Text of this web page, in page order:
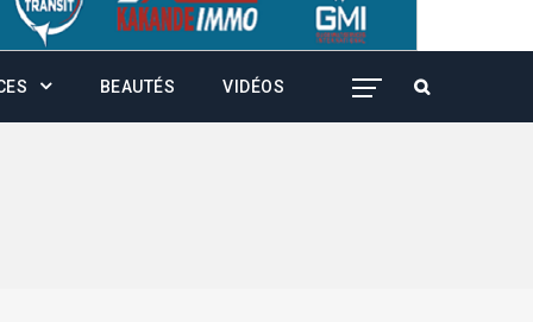
BEAUTÉS VIDÉOS